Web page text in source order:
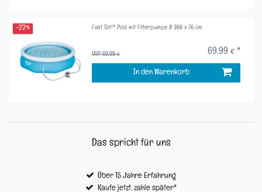
-22% Fast Set™ Pool mit Filterpumpe Ø 366 x 76 cm
UVP 89,99 € 69,99 € *
In den Warenkorb
Das spricht für uns
Über 15 Jahre Erfahrung
Kaufe jetzt, zahle später*